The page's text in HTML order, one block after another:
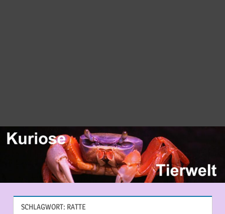
SCHLAGWORT: RATTE